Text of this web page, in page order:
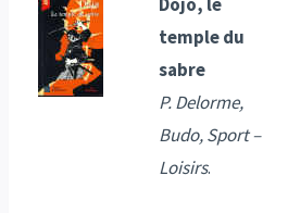
temple du
sabre
P. Delorme,
Budo, Sport –
Loisirs.